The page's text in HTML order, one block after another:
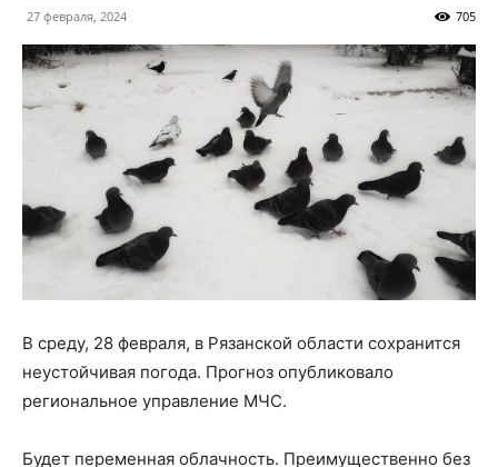
27 февраля, 2024 705
В среду, 28 февраля, в Рязанской области сохранится
неустойчивая погода. Прогноз опубликовало
региональное управление МЧС.
Будет переменная облачность. Преимущественно без